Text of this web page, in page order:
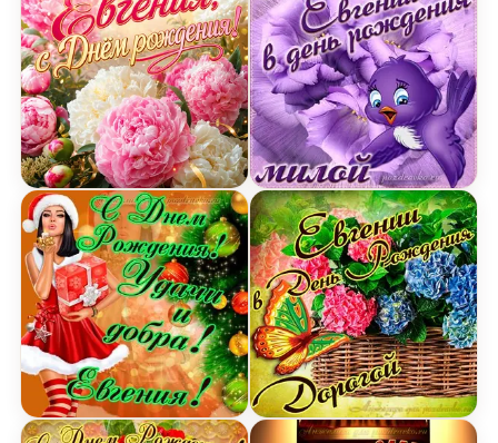
Открытка с Днем Рождения Евгении с букетом
Картинка с Днем Рождения Евгении с
Открытка милой
Открытка дорогой